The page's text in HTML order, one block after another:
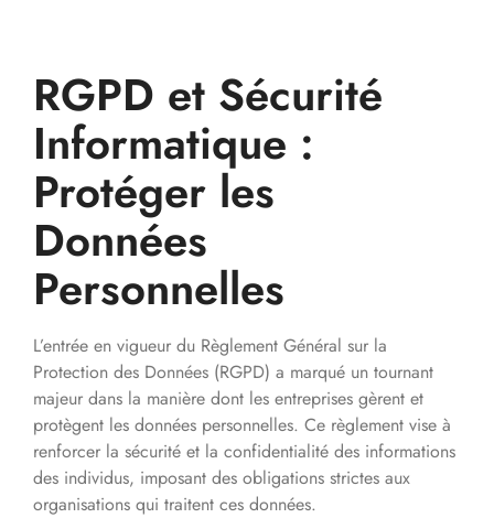
RGPD et Sécurité
Informatique :
Protéger les
Données
Personnelles
L’entrée en vigueur du Règlement Général sur la
Protection des Données (RGPD) a marqué un tournant
majeur dans la manière dont les entreprises gèrent et
protègent les données personnelles. Ce règlement vise à
renforcer la sécurité et la confidentialité des informations
des individus, imposant des obligations strictes aux
organisations qui traitent ces données.